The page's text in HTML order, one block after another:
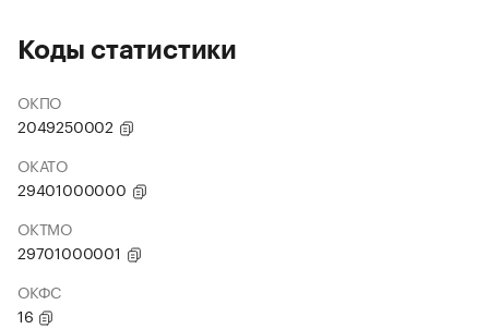
Коды статистики
ОКПО
2049250002
ОКАТО
29401000000
ОКТМО
29701000001
ОКФС
16